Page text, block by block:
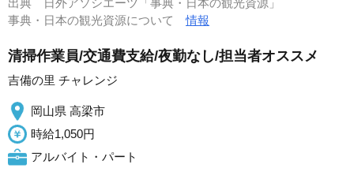
出典
日外アソシエーツ「事典・日本の観光資源」
事典・日本の観光資源について情報
清掃作業員/交通費支給/夜勤なし/担当者オススメ
吉備の里 チャレンジ
岡山県 高梁市
時給1,050円
アルバイト・パート